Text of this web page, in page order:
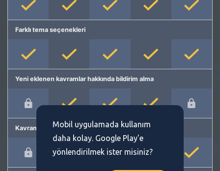
Farklı tema seçenekleri
Yeni eklenen kavramlar hakkında bildirim alma
Kavram önermeMobil uygulamada kullanım
daha kolay. Google Play'e
yönlendirilmek ister misiniz?